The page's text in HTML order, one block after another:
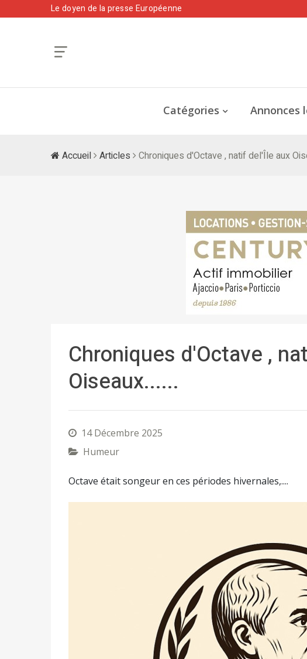
Le doyen de la presse Européenne
Catégories Annonces
Accueil Articles Chroniques d'Octave , natif del'Île aux
Chroniques d'Octave ,
Oiseaux......
14 Décembre 2025
Humeur
Octave était songeur en ces périodes hivernales,....